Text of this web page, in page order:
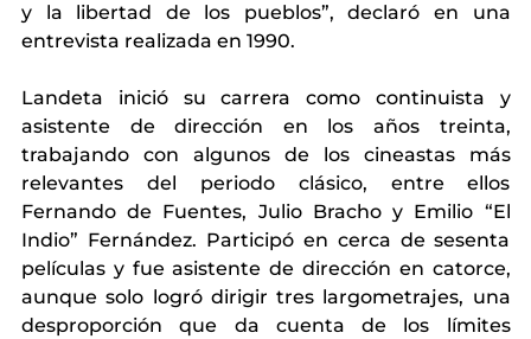
y la libertad de los pueblos”, declaró en una
entrevista realizada en 1990.
Landeta inició su carrera como continuista y
asistente de dirección en los años treinta,
trabajando con algunos de los cineastas más
relevantes del periodo clásico, entre ellos
Fernando de Fuentes, Julio Bracho y Emilio “El
Indio” Fernández. Participó en cerca de sesenta
películas y fue asistente de dirección en catorce,
aunque solo logró dirigir tres largometrajes, una
desproporción que da cuenta de los límites